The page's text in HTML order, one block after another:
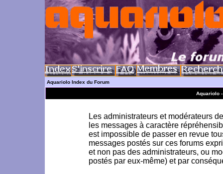
Aquariolo Index du Forum
Aquariolo
Les administrateurs et modérateurs
les messages à caractère
est impossible de passer en revue
messages postés sur ces forums
et non pas des administrateurs, ou
postés par eux-même) et par